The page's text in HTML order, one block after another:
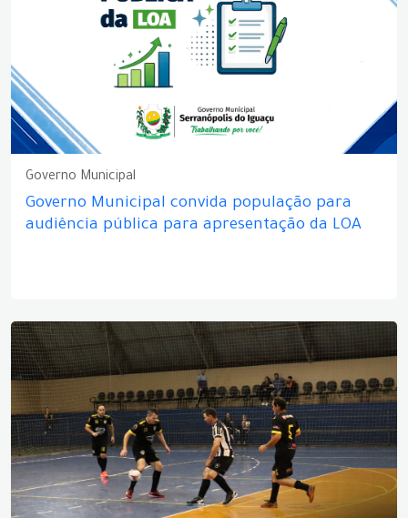
Governo Municipal
Governo Municipal convida população para
audiência pública para apresentação da LOA